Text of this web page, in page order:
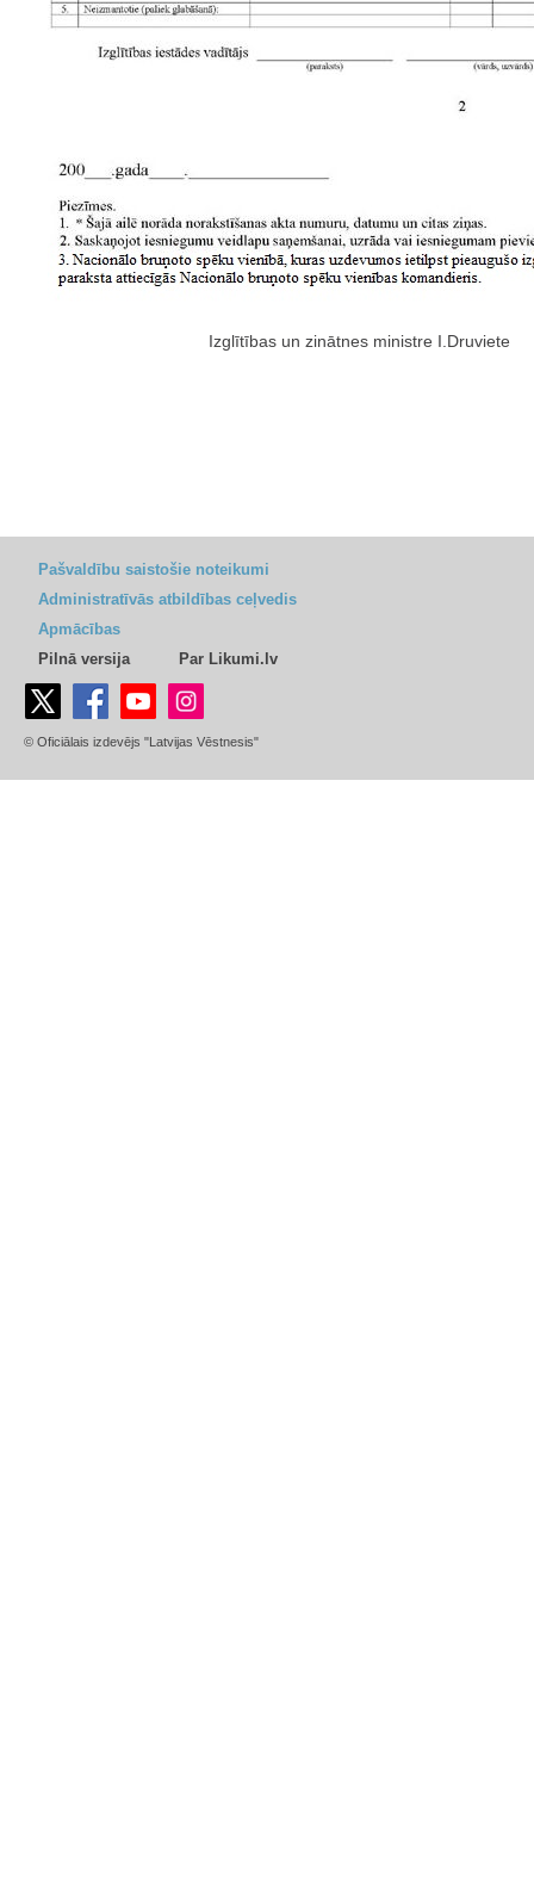
Izglītības un zinātnes ministre I.Druviete
Pašvaldību saistošie noteikumi
Administratīvās atbildības ceļvedis
Apmācības
Pilnā versija
Par Likumi.lv
© Oficiālais izdevējs "Latvijas Vēstnesis"